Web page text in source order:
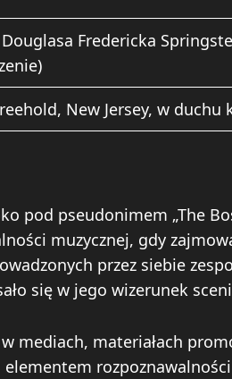
Fredericka
New Jersey, w duchu
pod pseudonimem „The
muzycznej, gdy
przez siebie
się w jego wizerunek
mediach, materiałach
elementem